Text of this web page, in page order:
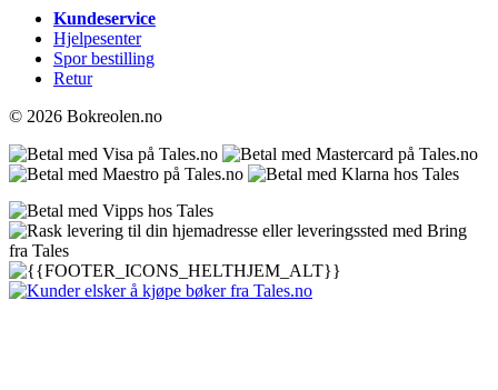
Kundeservice
Hjelpesenter
Spor bestilling
Retur
© 2026 Bokreolen.no